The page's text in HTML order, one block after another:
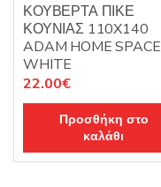
ΚΟΥΒΕΡΤΑ ΠΙΚΕ
ΚΟΥΝΙΑΣ 110X140
ADAM HOME SPACE
WHITE
22.00€
Προσθήκη στο
καλάθι